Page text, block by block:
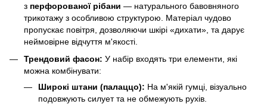
з перфорованої рібани — натурального бавовняного
трикотажу з особливою структурою. Матеріал чудово
пропускає повітря, дозволяючи шкірі «дихати», та дарує
неймовірне відчуття м'якості.
Трендовий фасон: У набір входять три елементи, які
можна комбінувати:
Широкі штани (палаццо): На м'якій гумці, візуально
подовжують силует та не обмежують рухів.